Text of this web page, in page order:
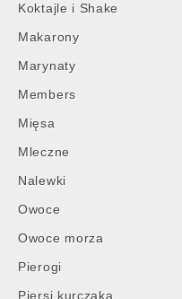
Koktajle i Shake
Makarony
Marynaty
Members
Mięsa
Mleczne
Nalewki
Owoce
Owoce morza
Pierogi
Piersi kurczaka